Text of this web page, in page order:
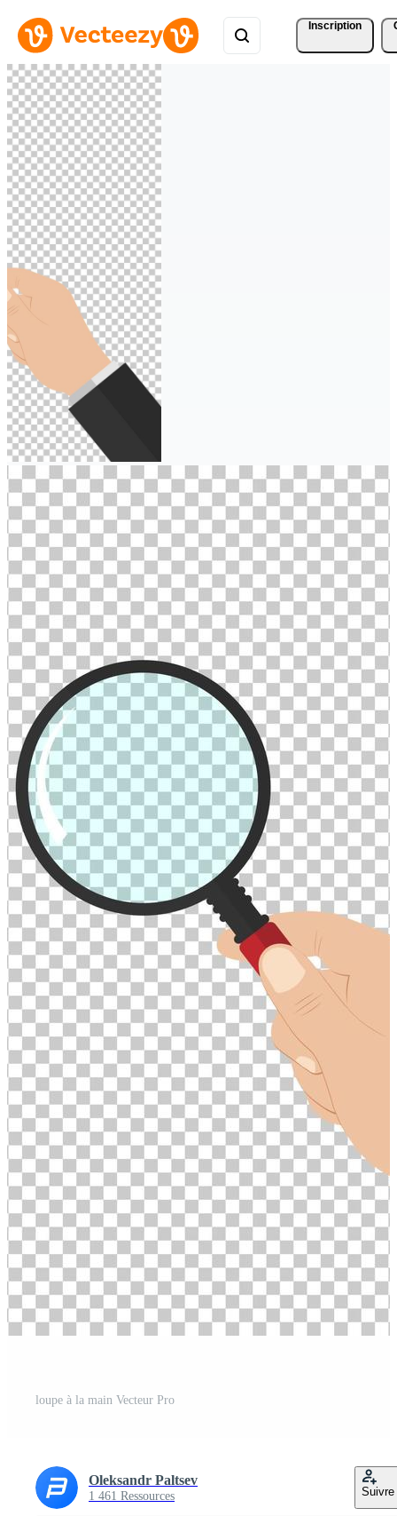
Inscription
loupe à la main Vecteur Pro
Oleksandr Paltsev
1 461 Ressources Suivre